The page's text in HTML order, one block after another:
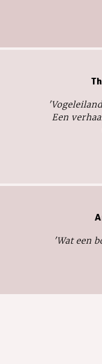
'Vogeleiland
Een
'Wat een